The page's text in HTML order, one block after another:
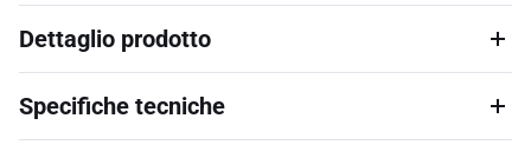
Dettaglio prodotto
Specifiche tecniche